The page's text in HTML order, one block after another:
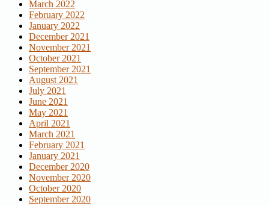
March 2022
February 2022
January 2022
December 2021
November 2021
October 2021
September 2021
August 2021
July 2021
June 2021
May 2021
April 2021
March 2021
February 2021
January 2021
December 2020
November 2020
October 2020
September 2020